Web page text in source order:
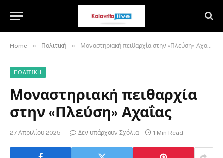
Home » Πολιτική » Μοναστηριακή πειθαρχία στην «Πλεύση» Αχαΐας
ΠΟΛΙΤΙΚΉ
Μοναστηριακή πειθαρχία
στην «Πλεύση» Αχαΐας
27 Απριλίου 2025 Δεν υπάρχουν Σχόλια 1 Min Read